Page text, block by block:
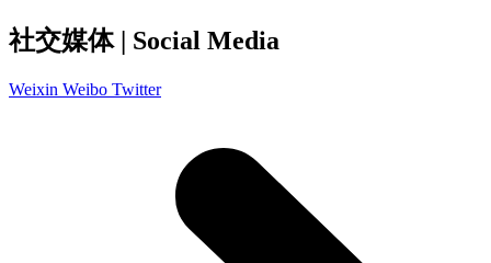
社交媒体 | Social Media
Weixin Weibo Twitter